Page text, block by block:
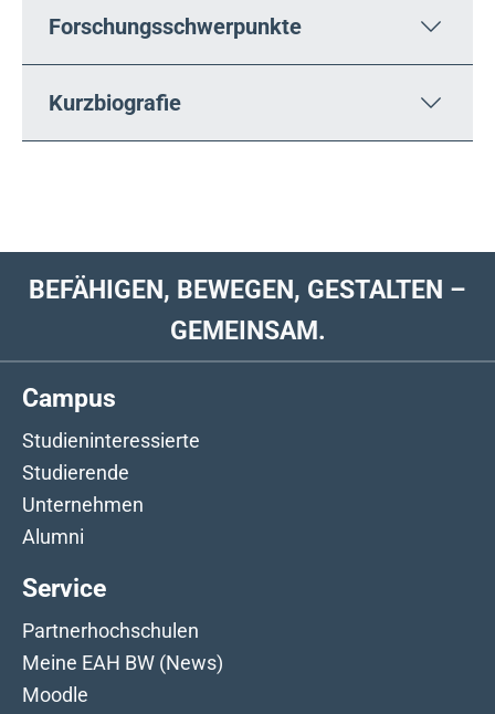
Forschungsschwerpunkte
Kurzbiografie
BEFÄHIGEN, BEWEGEN, GESTALTEN –
GEMEINSAM.
Campus
Studieninteressierte
Studierende
Unternehmen
Alumni
Service
Partnerhochschulen
Meine EAH BW (News)
Moodle